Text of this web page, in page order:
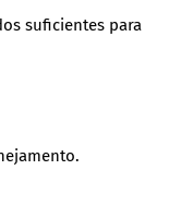
suficientes para